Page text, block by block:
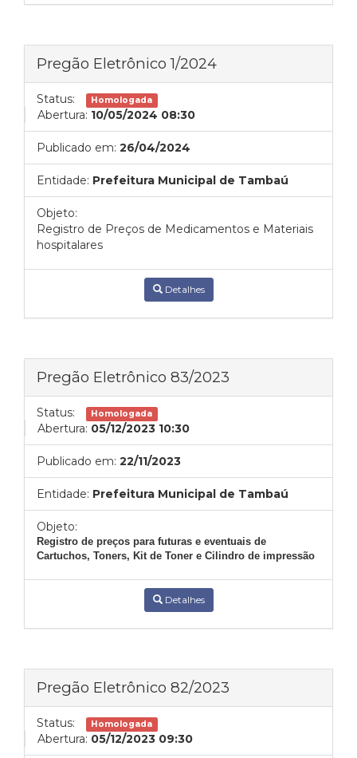
Pregão Eletrônico 1/2024
Status: Homologada
Abertura: 10/05/2024 08:30
Publicado em: 26/04/2024
Entidade: Prefeitura Municipal de Tambaú
Objeto:
Registro de Preços de Medicamentos e Materiais
hospitalares
Detalhes
Pregão Eletrônico 83/2023
Status: Homologada
Abertura: 05/12/2023 10:30
Publicado em: 22/11/2023
Entidade: Prefeitura Municipal de Tambaú
Objeto:
Registro de preços para futuras e eventuais de
Cartuchos, Toners, Kit de Toner e Cilindro de impressão
Detalhes
Pregão Eletrônico 82/2023
Status: Homologada
Abertura: 05/12/2023 09:30